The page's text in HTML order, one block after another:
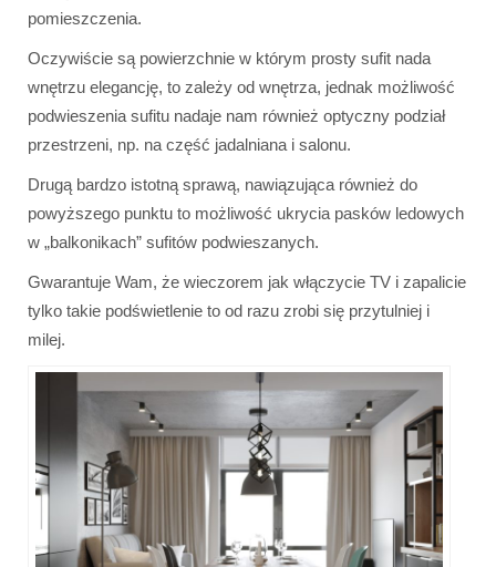
pomieszczenia.
Oczywiście są powierzchnie w którym prosty sufit nada
wnętrzu elegancję, to zależy od wnętrza, jednak możliwość
podwieszenia sufitu nadaje nam również optyczny podział
przestrzeni, np. na część jadalniana i salonu.
Drugą bardzo istotną sprawą, nawiązująca również do
powyższego punktu to możliwość ukrycia pasków ledowych
w „balkonikach” sufitów podwieszanych.
Gwarantuje Wam, że wieczorem jak włączycie TV i zapalicie
tylko takie podświetlenie to od razu zrobi się przytulniej i
milej.